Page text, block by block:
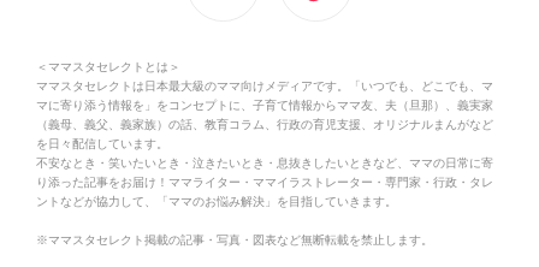
＜ママスタセレクトとは＞
ママスタセレクトは日本最大級のママ向けメディアです。「いつでも、どこでも、マ
マに寄り添う情報を」をコンセプトに、子育て情報からママ友、夫（旦那）、義実家
（義母、義父、義家族）の話、教育コラム、行政の育児支援、オリジナルまんがなど
を日々配信しています。
不安なとき・笑いたいとき・泣きたいとき・息抜きしたいときなど、ママの日常に寄
り添った記事をお届け！ママライター・ママイラストレーター・専門家・行政・タレ
ントなどが協力して、「ママのお悩み解決」を目指していきます。
※ママスタセレクト掲載の記事・写真・図表など無断転載を禁止します。